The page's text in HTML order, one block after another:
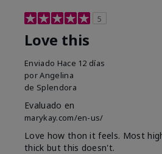
5
Love this
Enviado Hace 12 días
porAngelina
de Splendora
Evaluado en
marykay.com/en-us/
Love how thon it feels. Most
thick but this doesn't.